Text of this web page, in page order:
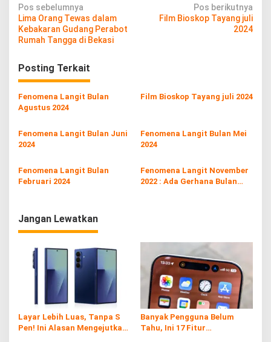
N
a
v
i
g
a
s
i
p
s
Pos sebelumnya
Lima Orang Tewas dalam
Kebakaran Gudang Perabot
Rumah Tangga di Bekasi
Pos berikutnya
Film Bioskop Tayang juli
2024
Posting Terkait
Fenomena Langit Bulan
Agustus 2024
Film Bioskop Tayang juli 2024
Fenomena Langit Bulan Juni
2024
Fenomena Langit Bulan Mei
2024
Fenomena Langit Bulan
Februari 2024
Fenomena Langit November
2022 : Ada Gerhana Bulan
Jangan Lewatkan
Layar Lebih Luas, Tanpa S
Pen! Ini Alasan Mengejutkan
Banyak Pengguna Belum
Tahu, Ini 17 Fitur